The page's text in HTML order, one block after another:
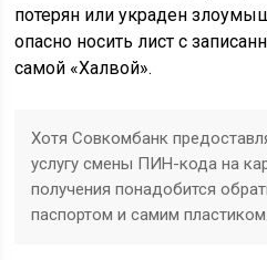
потерян или украден
опасно носить лист с
самой «Халвой».
Хотя Совкомбанк
услугу смены ПИН-кода на
получения понадобится
паспортом и самим пластиком.